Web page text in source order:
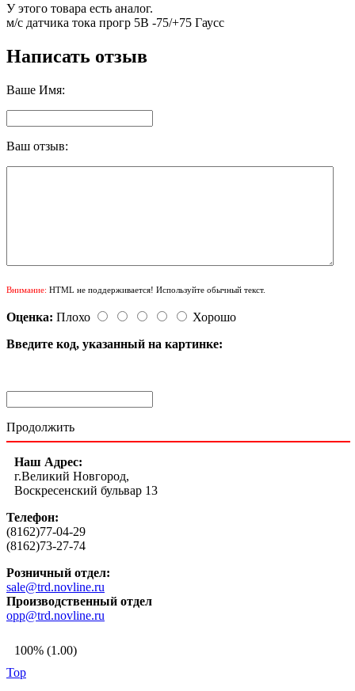
У этого товара есть аналог.
м/с датчика тока прогр 5В -75/+75 Гаусс
Написать отзыв
Ваше Имя:
Ваш отзыв:
Внимание: HTML не поддерживается! Используйте обычный текст.
Оценка: Плохо
Хорошо
Введите код, указанный на картинке:
Продолжить
Наш Адрес:
г.Великий Новгород,
Воскресенский бульвар 13
Телефон:
(8162)77-04-29
(8162)73-27-74
Розничный отдел:
sale@trd.novline.ru
Производственный отдел
opp@trd.novline.ru
100% (1.00)
Top